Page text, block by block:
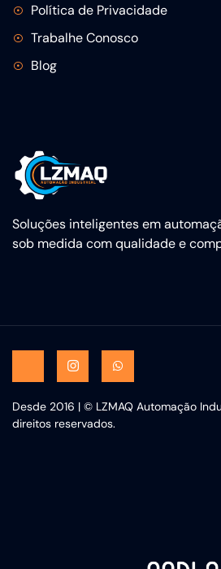
Soluções inteligentes em
sob medida com qualidade e
Política de Privacidade
Trabalhe Conosco
Blog
Desde 2016 | © LZMAQ Automação
direitos reservados.